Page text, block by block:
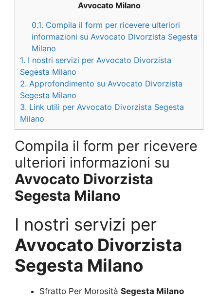
Avvocato Milano
0.1. Compila il form per ricevere ulteriori
informazioni su Avvocato Divorzista Segesta
Milano
1. I nostri servizi per Avvocato Divorzista
Segesta Milano
2. Approfondimento su Avvocato Divorzista
Segesta Milano
3. Link utili per Avvocato Divorzista Segesta
Milano
Compila il form per ricevere
ulteriori informazioni su
Avvocato Divorzista
Segesta Milano
I nostri servizi per
Avvocato Divorzista
Segesta Milano
Sfratto Per Morosità Segesta Milano